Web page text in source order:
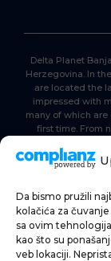
Da bismo pružili
kolačića za
sa ovim
kao što su
veb lokaciji.
Delta Planet
Herzegovina. In
are located the
impressed with
many of which are
first time. From